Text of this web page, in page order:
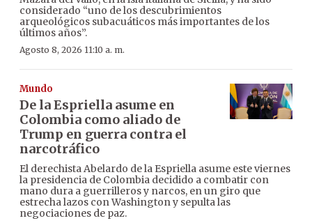
considerado “uno de los descubrimientos
arqueológicos subacuáticos más importantes de los
últimos años”.
Agosto 8, 2026 11:10 a. m.
Mundo
De la Espriella asume en
Colombia como aliado de
Trump en guerra contra el
narcotráfico
El derechista Abelardo de la Espriella asume este viernes
la presidencia de Colombia decidido a combatir con
mano dura a guerrilleros y narcos, en un giro que
estrecha lazos con Washington y sepulta las
negociaciones de paz.